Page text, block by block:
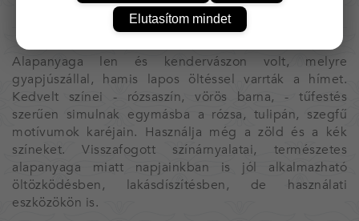
Alapanyaga len és kendervászon volt, melyre
gyapjúszállal, hamis lapos öltéssel varrták a hímet.
Kedvelt színei - rózsaszín, vörös barna, - tűfestés
szerűen simulnak egymásba a rózsa, tulipán, szegfű
motívumok karéjain. Használja még a zöld és a kék
színeket. Visszafogott színárnyalatai, természetes
alapanyaga miatt napjainkban is jól alkalmazható
öltözködésben, lakásdíszítésben, de használati
eszközökön is.
Elutasítom mindet